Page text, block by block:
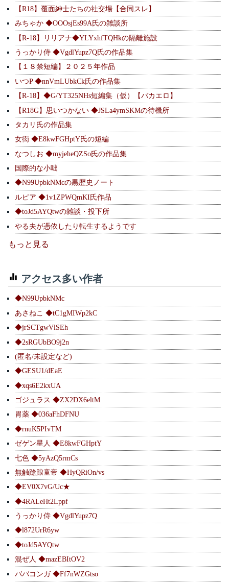
【R18】覆面紳士たちの社交場【合同スレ】
みちゃか ◆OOOsjEs99A氏の雑談所
【R-18】リリアナ◆YLYxhfTQHkの隔離施設
うっかり侍 ◆VgdlYupz7Q氏の作品集
【１８禁短編】２０２５年作品
いつP ◆nnVmLUbkCk氏の作品集
【R-18】◆G/YT325NHs短編集（仮）【バカエロ】
【R18G】思いつかない ◆JSLa4ymSKMの待機所
タカリ氏の作品集
女衒 ◆E8kwFGHptY氏の短編
なつしお ◆myjeheQZSo氏の作品集
国際的な小咄
◆N99UpbkNMcの黒歴史ノート
ルピア ◆1v1ZPWQmKI氏作品
◆toJd5AYQtwの雑談・投下所
やる夫が憑依したり転生するようです
もっと見る
アクセス多い作者
◆N99UpbkNMc
あさねこ ◆tC1gMIWp2kC
◆jrSCTgwVlSEh
◆2sRGUbBO9j2n
(匿名/未設定など)
◆GESU1/dEaE
◆xqs6E2kxUA
ゴジュラス ◆ZX2DX6eltM
胃薬 ◆036aFhDFNU
◆rnuK5PIvTM
ゼゲン星人 ◆E8kwFGHptY
七色 ◆5yAzQ5rmCs
無触蹌踉童帝 ◆HyQRiOn/vs
◆EV0X7vG/Uc★
◆4RALeHt2Lppf
うっかり侍 ◆VgdlYupz7Q
◆l872UrR6yw
◆toJd5AYQtw
混ぜ人 ◆mazEBItOV2
ババコンガ ◆Ff7nWZGtso